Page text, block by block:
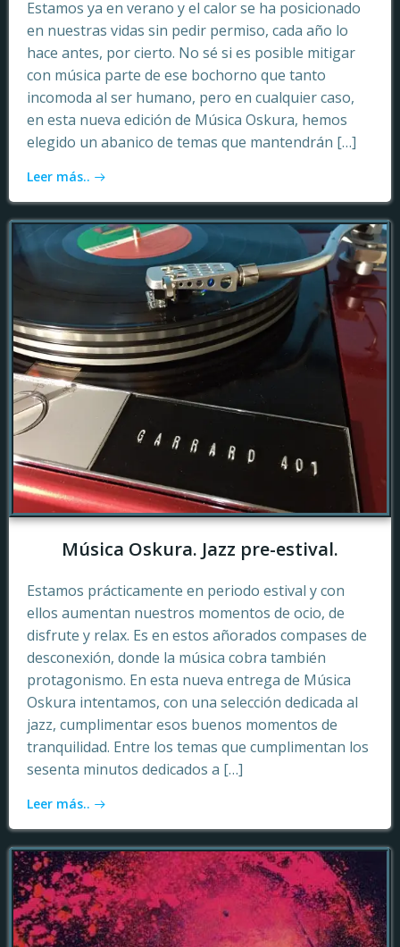
Estamos ya en verano y el calor se ha posicionado
en nuestras vidas sin pedir permiso, cada año lo
hace antes, por cierto. No sé si es posible mitigar
con música parte de ese bochorno que tanto
incomoda al ser humano, pero en cualquier caso,
en esta nueva edición de Música Oskura, hemos
elegido un abanico de temas que mantendrán […]
Leer más..
Música Oskura. Jazz pre-estival.
Estamos prácticamente en periodo estival y con
ellos aumentan nuestros momentos de ocio, de
disfrute y relax. Es en estos añorados compases de
desconexión, donde la música cobra también
protagonismo. En esta nueva entrega de Música
Oskura intentamos, con una selección dedicada al
jazz, cumplimentar esos buenos momentos de
tranquilidad. Entre los temas que cumplimentan los
sesenta minutos dedicados a […]
Leer más..